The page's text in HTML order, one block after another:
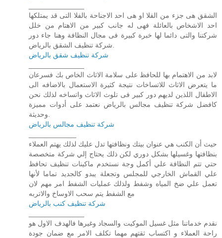
الشقق هى جزء من الفلا او هى احد الاجناحة بالفلا التى قد يمتلكها
احد الاشخاص بالعائلة فهى له جانب كبير من الاهتام من خلل
شركتنا والتى دائما لها خبرة كبيرة فى مجال النظافة وهنا جاء دور
شركة تنظيف شقق بالرياض
لابد من الاهتمام بها للحافظ على سلامة الاثاث الخاص بك فسرعان
ما يتعرض الاثاث للاتساخات نتيجة كثيرة الاستعمال بالاضافه الى
الاطفال اللذين لديهم دور كبير فى تلوث الاثاث واتساخه لذلك نحن
كافضل شركة تنظيف مجالس بالرياض نعتمد على أدوات مميزة
شركة تنظيف مجالس بالرياض
حيث أن الكنب هي عنوان بيتك ونظافتها تدل عليك لذلك يهتم العملاء
بنظافتها وغسيلها بشكل دوري لكن ذلك يحتاج إلي شركة متخصصة
حتي تتم النظافة علي أكمل وجة نستخدم ماكينات تنظيف تحافظ
علي القماش الخارجي للمجلس وتجعلة يبدو كالجديد تماما لأنها
تعمل علي ضخ المياه وشفط ولذلك عمليات الشفط امر مهم لان
مع الشفط يتم سحب الاوساخ والاتربه
شركة تنظيف كنب بالرياض
نقدم خدماتنا مثل غسيل الموكيت والسجاد وغيرها فالهدف الاول هو
راحة العملاء و اكتساب ثقتهم مهما تكلف الامر مع ضمان جودة